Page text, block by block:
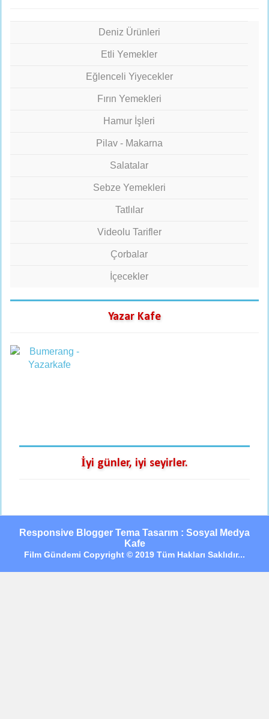
Deniz Ürünleri
Etli Yemekler
Eğlenceli Yiyecekler
Fırın Yemekleri
Hamur İşleri
Pilav - Makarna
Salatalar
Sebze Yemekleri
Tatlılar
Videolu Tarifler
Çorbalar
İçecekler
Yazar Kafe
İyi günler, iyi seyirler.
Responsive Blogger Tema Tasarım : Sosyal Medya
Kafe
Film Gündemi Copyright © 2019 Tüm Hakları Saklıdır...